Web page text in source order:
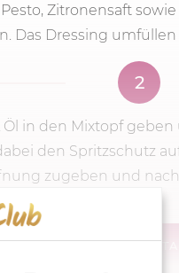
Zitronensaft sowie
Das Dressing
2
Öl in den Mixtopf geben
den Spritzschutz
zugeben und